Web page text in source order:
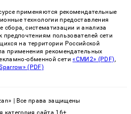
применяются рекомендательные
технологии предоставления
сбора, систематизации и анализа
предпочтениям пользователей сети
на территории Российской
применения рекомендательных
обменной сети«СМИ2» (PDF),
(PDF)
| Все права защищены
категория сайта 16+